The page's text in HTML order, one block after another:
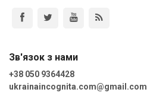
Зв'язок з нами
+38 050 9364428
ukrainaincognita.com@gmail.com